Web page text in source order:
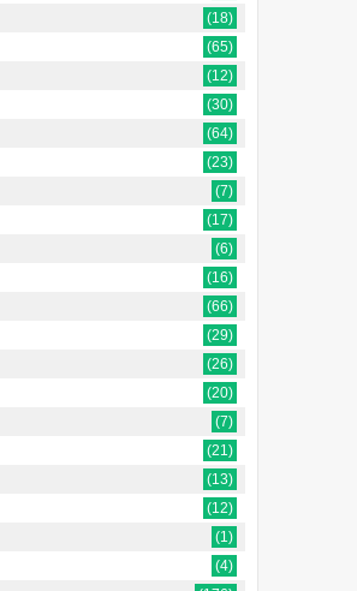
(18)
(65)
(12)
(30)
(64)
(23)
(7)
(17)
(6)
(16)
(66)
(29)
(26)
(20)
(7)
(21)
(13)
(12)
(1)
(4)